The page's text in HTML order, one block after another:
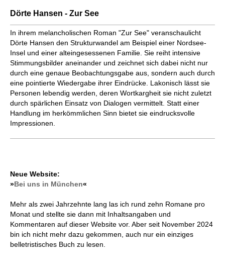
Dörte Hansen - Zur See
In ihrem melancholischen Roman "Zur See" veranschaulicht
Dörte Hansen den Strukturwandel am Beispiel einer Nordsee-
Insel und einer alteingesessenen Familie. Sie reiht intensive
Stimmungsbilder aneinander und zeichnet sich dabei nicht nur
durch eine genaue Beobachtungsgabe aus, sondern auch durch
eine pointierte Wiedergabe ihrer Eindrücke. Lakonisch lässt sie
Personen lebendig werden, deren Wortkargheit sie nicht zuletzt
durch spärlichen Einsatz von Dialogen vermittelt. Statt einer
Handlung im herkömmlichen Sinn bietet sie eindrucksvolle
Impressionen.
Neue Website:
»Bei uns in München«
Mehr als zwei Jahrzehnte lang las ich rund zehn Romane pro
Monat und stellte sie dann mit Inhaltsangaben und
Kommentaren auf dieser Website vor. Aber seit November 2024
bin ich nicht mehr dazu gekommen, auch nur ein einziges
belletristisches Buch zu lesen.